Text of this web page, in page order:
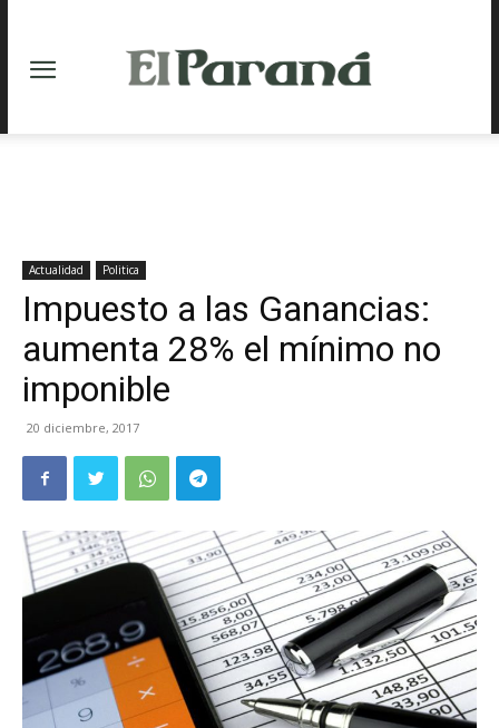
Actualidad Politica
Impuesto a las Ganancias:
aumenta 28% el mínimo no
imponible
20 diciembre, 2017